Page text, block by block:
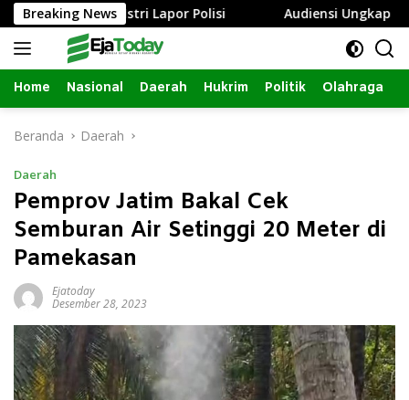
Langsung
ke
konten
Breaking News
Istri Lapor Polisi Audiensi Ungkap Izin
Home Nasional Daerah Hukrim Politik Olahraga
Beranda Daerah
Daerah
Pemprov Jatim Bakal Cek
Semburan Air Setinggi 20 Meter di
Pamekasan
Ejatoday
Desember 28, 2023